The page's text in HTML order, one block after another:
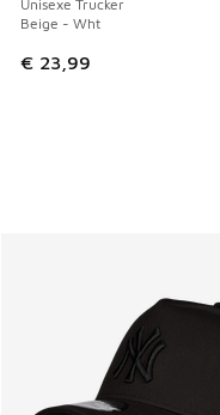
Unisexe Trucker
Beige - Wht
€ 23,99